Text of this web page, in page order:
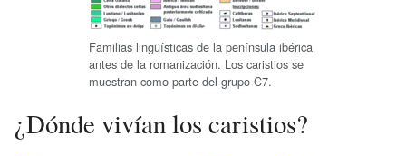
Familias lingüísticas de la península ibérica
antes de la romanización. Los caristios se
muestran como parte del grupo C7.
¿Dónde vivían los caristios?